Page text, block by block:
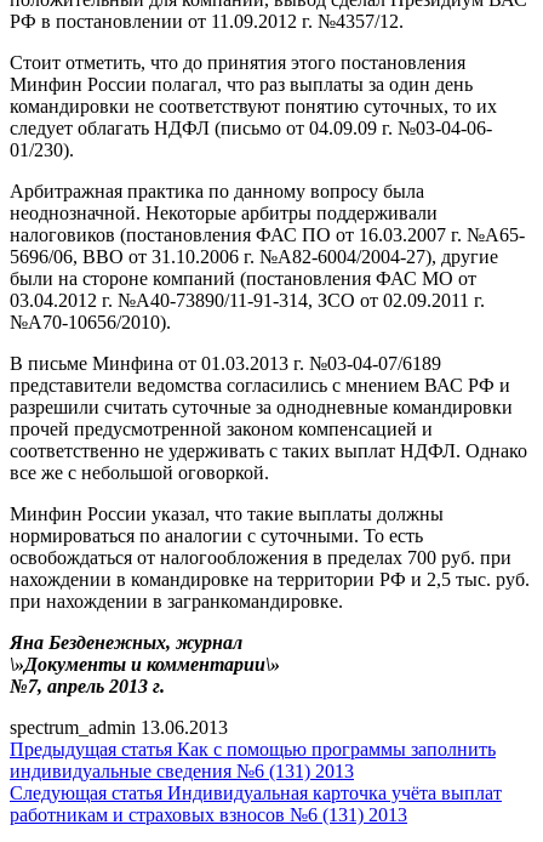
РФ в постановлении от 11.09.2012 г. №4357/12.
Стоит отметить, что до принятия этого постановления
Минфин России полагал, что раз выплаты за один день
командировки не соответствуют понятию суточных, то их
следует облагать НДФЛ (письмо от 04.09.09 г. №03-04-06-
01/230).
Арбитражная практика по данному вопросу была
неоднозначной. Некоторые арбитры поддерживали
налоговиков (постановления ФАС ПО от 16.03.2007 г. №А65-
5696/06, ВВО от 31.10.2006 г. №А82-6004/2004-27), другие
были на стороне компаний (постановления ФАС МО от
03.04.2012 г. №А40-73890/11-91-314, ЗСО от 02.09.2011 г.
№А70-10656/2010).
В письме Минфина от 01.03.2013 г. №03-04-07/6189
представители ведомства согласились с мнением ВАС РФ и
разрешили считать суточные за однодневные командировки
прочей предусмотренной законом компенсацией и
соответственно не удерживать с таких выплат НДФЛ. Однако
все же с небольшой оговоркой.
Минфин России указал, что такие выплаты должны
нормироваться по аналогии с суточными. То есть
освобождаться от налогообложения в пределах 700 руб. при
нахождении в командировке на территории РФ и 2,5 тыс. руб.
при нахождении в загранкомандировке.
Яна Безденежных, журнал
\»Документы и комментарии\»
№7, апрель 2013 г.
spectrum_admin 13.06.2013
Предыдущая статья Как с помощью программы заполнить
индивидуальные сведения №6 (131) 2013
Следующая статья Индивидуальная карточка учёта выплат
работникам и страховых взносов №6 (131) 2013